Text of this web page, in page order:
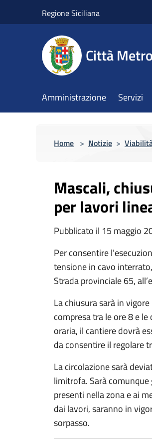
Regione Siciliana
Città
Amministrazione Servizi
Home > Notizie >
Mascali,
per lavori
Pubblicato il 15 maggio
Per consentire
tensione in cavo
Strada provinciale 65,
La chiusura sarà in
compresa tra le ore 8 e
oraria, il cantiere dovrà
da consentire il regolare
La circolazione sarà
limitrofa. Sarà
presenti nella zona e ai
dai lavori, saranno in
sorpasso.